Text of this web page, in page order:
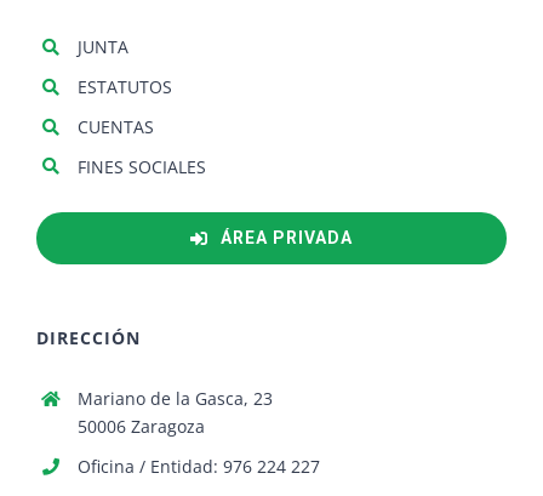
JUNTA
ESTATUTOS
CUENTAS
FINES SOCIALES
ÁREA PRIVADA
DIRECCIÓN
Mariano de la Gasca, 23
50006 Zaragoza
Oficina / Entidad: 976 224 227